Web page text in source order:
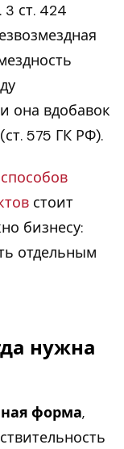
ст. 424
она вдобавок
575 ГК РФ).
способов
стоит
бизнесу:
отдельным
нужна
форма,